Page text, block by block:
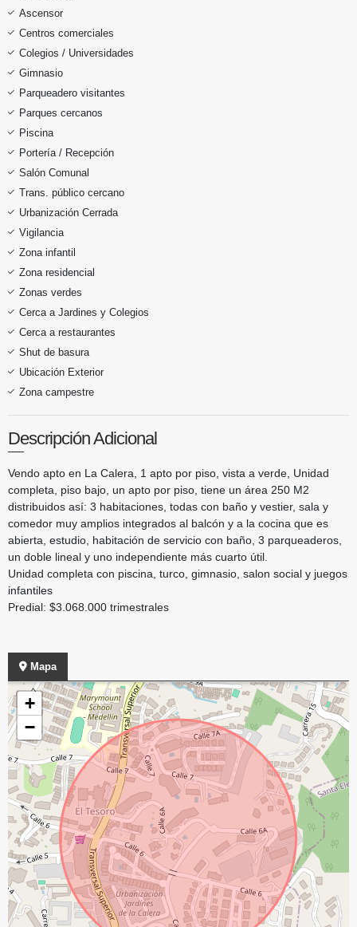
Ascensor
Centros comerciales
Colegios / Universidades
Gimnasio
Parqueadero visitantes
Parques cercanos
Piscina
Portería / Recepción
Salón Comunal
Trans. público cercano
Urbanización Cerrada
Vigilancia
Zona infantil
Zona residencial
Zonas verdes
Cerca a Jardines y Colegios
Cerca a restaurantes
Shut de basura
Ubicación Exterior
Zona campestre
Descripción Adicional
Vendo apto en La Calera, 1 apto por piso, vista a verde, Unidad
completa, piso bajo, un apto por piso, tiene un área 250 M2
distribuidos así: 3 habitaciones, todas con baño y vestier, sala y
comedor muy amplios integrados al balcón y a la cocina que es
abierta, estudio, habitación de servicio con baño, 3 parqueaderos,
un doble lineal y uno independiente más cuarto útil.
Unidad completa con piscina, turco, gimnasio, salon social y juegos
infantiles
Predial: $3.068.000 trimestrales
Mapa
+
−